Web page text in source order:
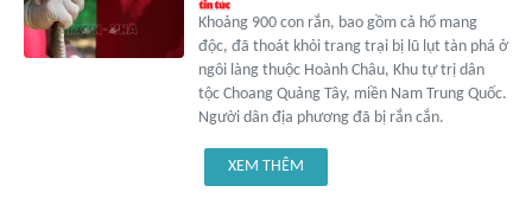
Khoảng 900 con rắn, bao gồm cả hổ mang
độc, đã thoát khỏi trang trại bị lũ lụt tàn phá ở
ngôi làng thuộc Hoành Châu, Khu tự trị dân
tộc Choang Quảng Tây, miền Nam Trung Quốc.
Người dân địa phương đã bị rắn cắn.
XEM THÊM